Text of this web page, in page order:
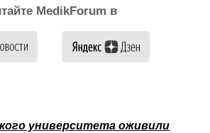
MedikForum в
университета оживили